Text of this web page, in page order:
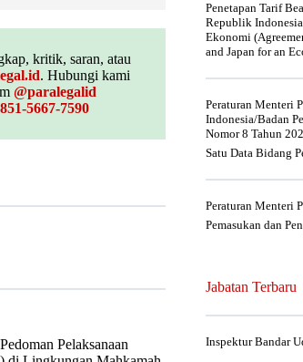
kritik, saran, atau
. Hubungi kami
@paralegalid
5667-7590
Pelaksanaan
Penetapan Tarif
Republik
Ekonomi
and Japan for an
Peraturan Menteri
Indonesia/Badan
Nomor 8 Tahun
Satu Data Bidang
Peraturan Menteri
Pemasukan dan
Jabatan Terbaru
Inspektur Bandar